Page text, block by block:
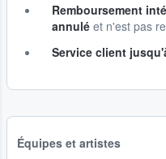
Remboursement
annulé et n'est pas
Service client
Équipes et artistes